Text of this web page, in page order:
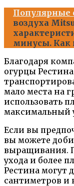
Популярные
воздуха
минусы. Как
Благодаря
огурцы
мало места на
использовать
максимальный
Если вы
вы можете
выращивания.
ухода и более
Рестина могут
сантиметров и